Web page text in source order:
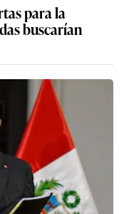
para la
buscarían